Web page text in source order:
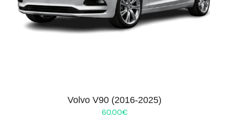
Volvo V90 (2016-2025)
60.00€